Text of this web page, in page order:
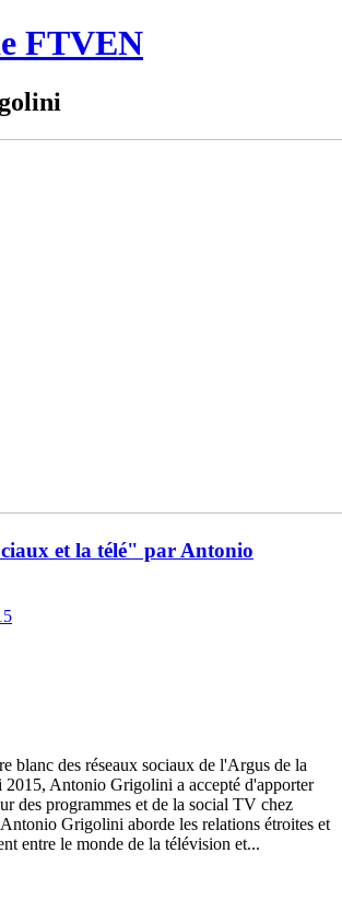
FTVEN
et la télé" par Antonio
blanc des réseaux sociaux de l'Argus de la
2015, Antonio Grigolini a accepté d'apporter
des programmes et de la social TV chez
Grigolini aborde les relations étroites et
entre le monde de la télévision et...